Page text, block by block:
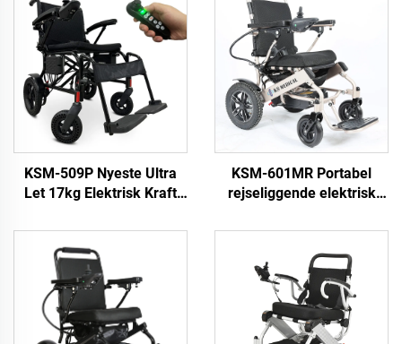
KSM-509P Nyeste Ultra
Let 17kg Elektrisk Kraft
Brushless Portable
Foldbar Letvægts Elektrisk
Rullestol
KSM-601MR Portabel
rejseliggende elektrisk
fjernbetjening og manuel
rygstolshældningsfunktion
for handicappede og
voksne